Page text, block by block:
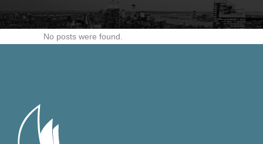
No posts were found.